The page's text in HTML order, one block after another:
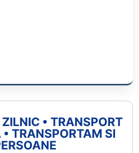
• TRANSPORT
TRANSPORTAM SI